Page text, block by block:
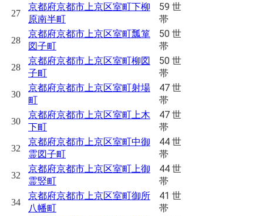
27
京都府京都市上京区室町下柳
原南半町
59 世
帯
28
京都府京都市上京区室町瓢箪
図子町
50 世
帯
28
京都府京都市上京区室町柳図
子町
50 世
帯
30
京都府京都市上京区室町射場
町
47 世
帯
30
京都府京都市上京区室町上木
下町
47 世
帯
32
京都府京都市上京区室町中御
霊図子町
44 世
帯
32
京都府京都市上京区室町上御
霊竪町
44 世
帯
34
京都府京都市上京区室町御所
八幡町
41 世
帯